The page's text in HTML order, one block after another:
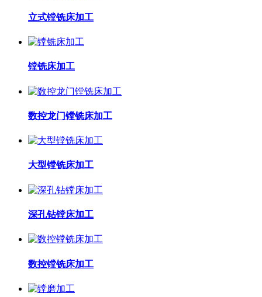
立式镗铣床加工
镗铣床加工
数控龙门镗铣床加工
大型镗铣床加工
深孔钻镗床加工
数控镗铣床加工